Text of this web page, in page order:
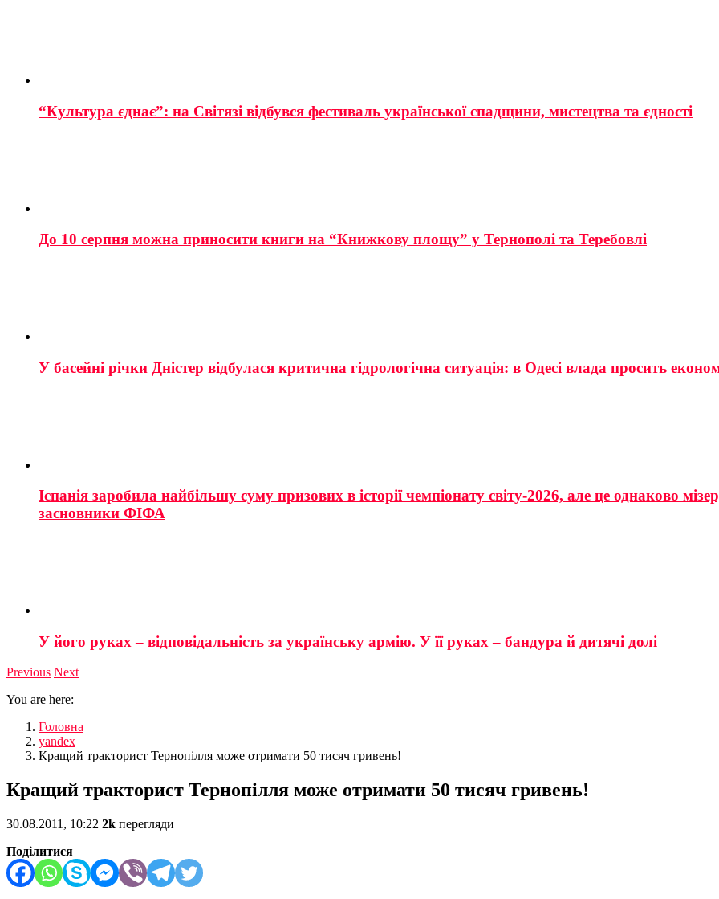
“Культура єднає”: на Світязі відбувся фестиваль української спадщини, мистецтва та єдності
До 10 серпня можна приносити книги на “Книжкову площу” у Тернополі та Теребовлі
У басейні річки Дністер відбулася критична гідрологічна ситуація: в Одесі влада просить
Іспанія заробила найбільшу суму призових в історії чемпіонату світу-2026, але це однаково
засновники ФІФА
У його руках – відповідальність за українську армію. У її руках – бандура й дитячі долі
Previous Next
You are here:
Головна
yandex
Кращий тракторист Тернопілля може отримати 50 тисяч гривень!
Кращий тракторист Тернопілля може отримати 50 тисяч гривень!
30.08.2011, 10:22 2k перегляди
Поділитися